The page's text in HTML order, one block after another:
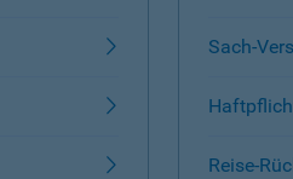
Sach-
Reise-